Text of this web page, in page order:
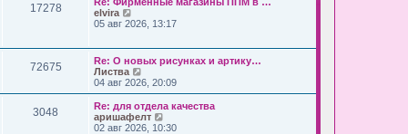
т
о
с
л
е
д
н
е
17278
elvira
е
т
и
к
о
с
л
05 авг 2026, 13:17
72675
Re: О новых рисунках и артику…
Листва
е
р
е
й
т
04 авг 2026, 20:09
3048
Re: для отдела качества
аришафелт
е
02 авг 2026, 10:30